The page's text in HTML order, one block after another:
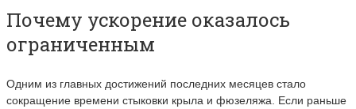
Почему ускорение оказалось
ограниченным
Одним из главных достижений последних месяцев стало
сокращение времени стыковки крыла и фюзеляжа. Если раньше